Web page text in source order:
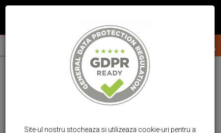
Site-ul nostru stocheaza si utilizeaza cookie-uri pentru a